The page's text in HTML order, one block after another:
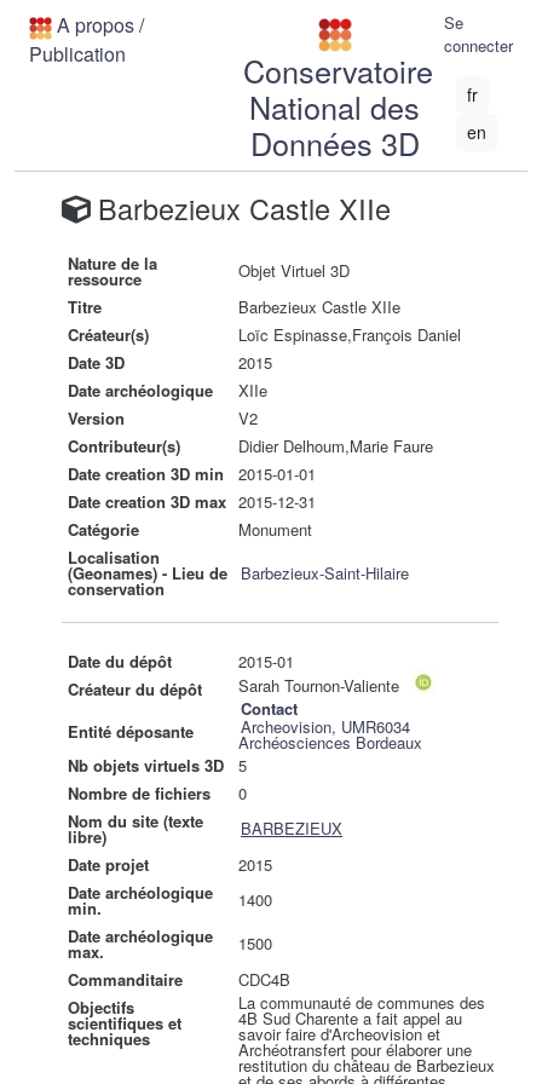
A propos/
Publication
Conservatoire
National des
Données 3D
Se
connecter
fr
en
Barbezieux Castle XIIe
Nature de la
ressource
Objet Virtuel 3D
Titre
Barbezieux Castle XIIe
Créateur(s)
Loïc Espinasse,François Daniel
Date 3D
2015
Date archéologique
XIIe
Version
V2
Contributeur(s)
Didier Delhoum,Marie Faure
Date creation 3D min
2015-01-01
Date creation 3D max 2015-12-31
Catégorie
Monument
Localisation
(Geonames) - Lieu de
conservation
Barbezieux-Saint-Hilaire
Date du dépôt
2015-01
Créateur du dépôt
Sarah Tournon-Valiente
Contact
Entité déposante
Archeovision, UMR6034
Archéosciences Bordeaux
Nb objets virtuels 3D
5
Nombre de fichiers
0
Nom du site (texte
libre)
BARBEZIEUX
Date projet
2015
Date archéologique
min.
1400
Date archéologique
max.
1500
Commanditaire
CDC4B
Objectifs
scientifiques et
techniques
La communauté de communes des
4B Sud Charente a fait appel au
savoir faire d'Archeovision et
Archéotransfert pour élaborer une
restitution du château de Barbezieux